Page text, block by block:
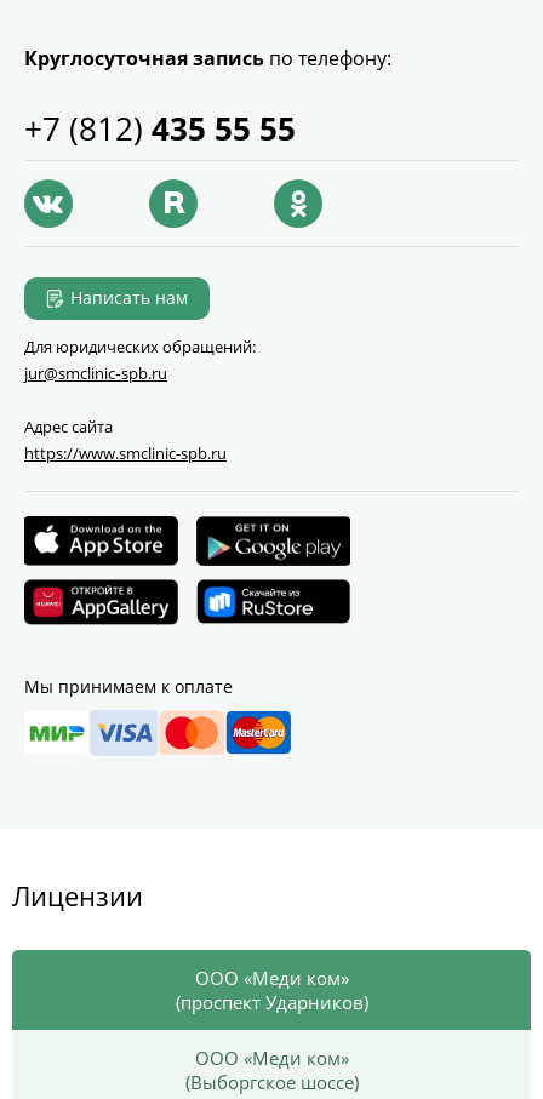
Круглосуточная запись по телефону:
+7 (812) 435 55 55
Написать нам
Для юридических обращений:
jur@smclinic‑spb.ru
Адрес сайта
https://www.smclinic-spb.ru
Мы принимаем к оплате
Лицензии
ООО «Меди ком»
(проспект Ударников)
ООО «Меди ком»
(Выборгское шоссе)